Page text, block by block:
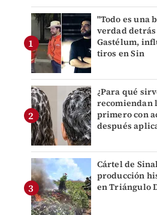
"Todo es una
verdad
Gastélum,
tiros en Sin
¿Para qué
recomiendan
primero con
después
Cártel de
producción
en Triángulo